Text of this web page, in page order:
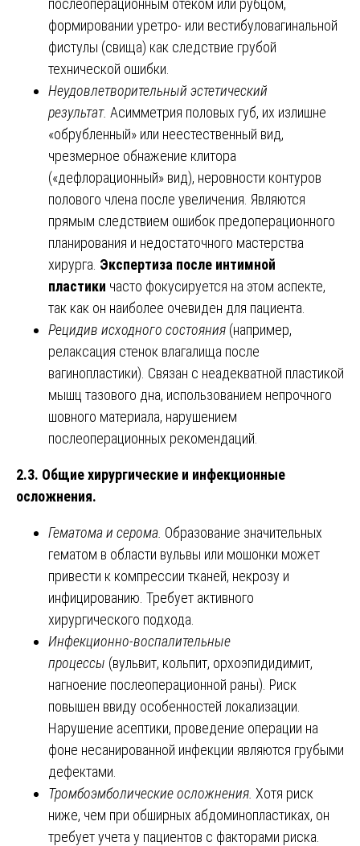
послеоперационным отеком или рубцом,
формировании уретро- или вестибуловагинальной
фистулы (свища) как следствие грубой
технической ошибки.
Неудовлетворительный эстетический
результат. Асимметрия половых губ, их излишне
«обрубленный» или неестественный вид,
чрезмерное обнажение клитора
(«дефлорационный» вид), неровности контуров
полового члена после увеличения. Являются
прямым следствием ошибок предоперационного
планирования и недостаточного мастерства
хирурга. Экспертиза после интимной
пластики часто фокусируется на этом аспекте,
так как он наиболее очевиден для пациента.
Рецидив исходного состояния (например,
релаксация стенок влагалища после
вагинопластики). Связан с неадекватной пластикой
мышц тазового дна, использованием непрочного
шовного материала, нарушением
послеоперационных рекомендаций.
2.3. Общие хирургические и инфекционные
осложнения.
Гематома и серома. Образование значительных
гематом в области вульвы или мошонки может
привести к компрессии тканей, некрозу и
инфицированию. Требует активного
хирургического подхода.
Инфекционно-воспалительные
процессы (вульвит, кольпит, орхоэпидидимит,
нагноение послеоперационной раны). Риск
повышен ввиду особенностей локализации.
Нарушение асептики, проведение операции на
фоне несанированной инфекции являются грубыми
дефектами.
Тромбоэмболические осложнения. Хотя риск
ниже, чем при обширных абдоминопластиках, он
требует учета у пациентов с факторами риска.